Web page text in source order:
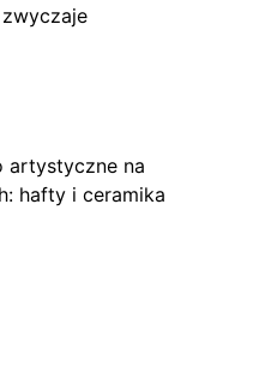
artystyczne na
hafty i ceramika